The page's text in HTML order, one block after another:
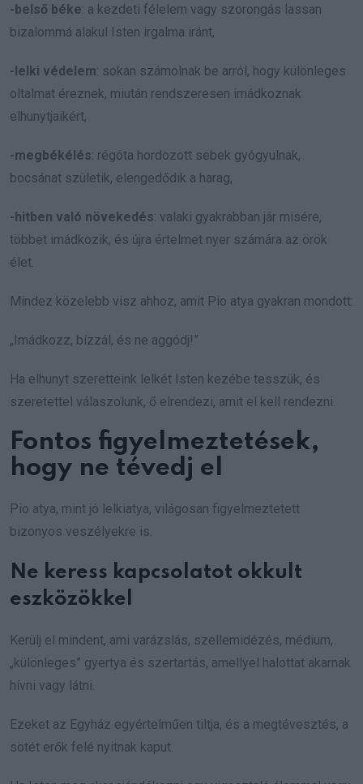
-belső béke: a kezdeti félelem vagy szorongás lassan
bizalommá alakul Isten irgalma iránt,
-lelki védelem: sokan számolnak be arról, hogy különleges
oltalmat éreznek, miután rendszeresen imádkoznak
elhunytjaikért,
-megbékélés: régóta hordozott sebek gyógyulnak,
bocsánat születik, elengedődik a harag,
-hitben való növekedés: valaki gyakrabban jár misére,
többet imádkozik, és újra értelmet nyer számára az örök
élet.
Mindez közelebb visz ahhoz, amit Pio atya gyakran mondott:
„Imádkozz, bízzál, és ne aggódj!”
Ha elhunyt szeretteink lelkét Isten kezébe tesszük, és
szeretettel válaszolunk, ő elrendezi, amit el kell rendezni.
Fontos figyelmeztetések,
hogy ne tévedj el
Pio atya, mint jó lelkiatya, világosan figyelmeztetett
bizonyos veszélyekre is.
Ne keress kapcsolatot okkult
eszközökkel
Kerülj el mindent, ami varázslás, szellemidézés, médium,
„különleges” gyertya és szertartás, amellyel halottat akarnak
hívni vagy látni.
Ezeket az Egyház egyértelműen tiltja, és a megtévesztés, a
sötét erők felé nyitnak kaput.